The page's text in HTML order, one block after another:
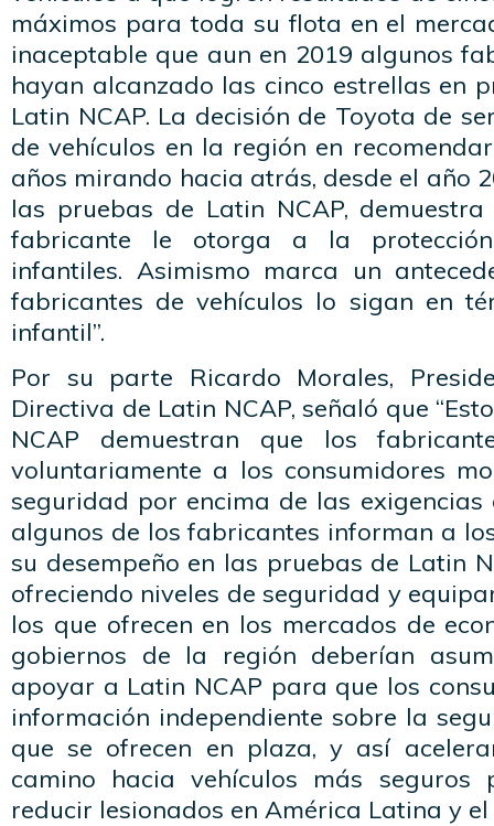
máximos para toda su flota en el
inaceptable que aun en 2019 algunos
hayan alcanzado las cinco estrellas en
Latin NCAP. La decisión de Toyota de
de vehículos en la región en
años mirando hacia atrás, desde el año
las pruebas de Latin NCAP,
fabricante le otorga a la
infantiles. Asimismo marca un
fabricantes de vehículos lo sigan en
infantil”.
Por su parte Ricardo Morales,
Directiva de Latin NCAP, señaló que
NCAP demuestran que los
voluntariamente a los consumidores
seguridad por encima de las exigencias
algunos de los fabricantes informan a
su desempeño en las pruebas de Latin
ofreciendo niveles de seguridad y
los que ofrecen en los mercados de
gobiernos de la región deberían
apoyar a Latin NCAP para que los
información independiente sobre la
que se ofrecen en plaza, y así
camino hacia vehículos más
reducir lesionados en América Latina y el